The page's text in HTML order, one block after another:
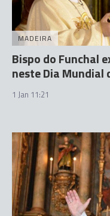
MADEIRA
Bispo do Funchal
neste Dia Mundial
1 Jan 11:21